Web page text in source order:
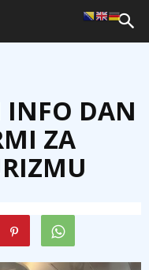
INFO DAN
ZA